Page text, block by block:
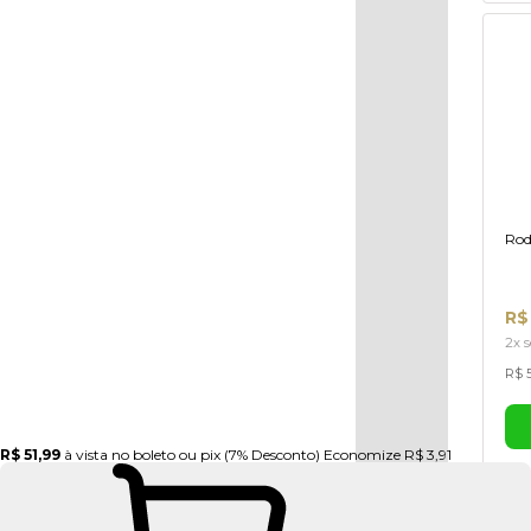
2x
R$
R$ 51,99 à vista no boleto ou pix (7% Desconto) Economize R$ 3,91